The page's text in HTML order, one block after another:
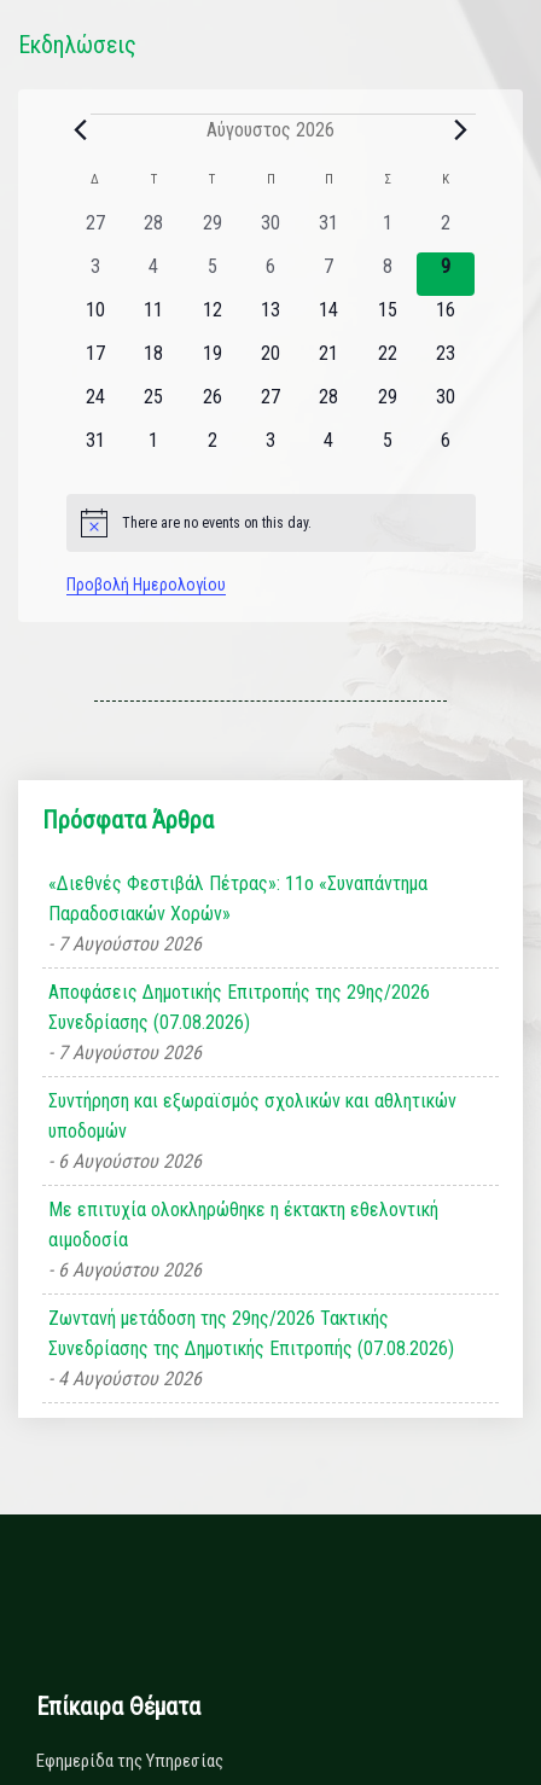
Εκδηλώσεις
Αύγουστος 2026
Ημερολόγιο
του
Εκδηλώσεις
Δ Τ Τ Π Π Σ Κ
0
27
0
28
0
29
0
30
0
31
0
εκδηλώσεις
1
0
εκδηλώσεις
2
0
3
0
4
0
5
0
6
0
εκδηλώσεις
7
0
εκδηλώσεις
8
0
εκδηλώσεις
9
0
10
0
11
0
12
0
13
0
14
0
15
0
16
0
17
0
18
0
19
0
20
0
21
0
22
0
23
0
24
0
25
0
26
0
27
0
28
0
29
0
30
0
31
0
1
0
2
0
3
0
4
0
5
0
6
Notice There are no events on this day.
Προβολή Ημερολογίου
Πρόσφατα Άρθρα
«Διεθνές Φεστιβάλ Πέτρας»: 11ο «Συναπάντημα
Παραδοσιακών Χορών»
7 Αυγούστου 2026
Αποφάσεις Δημοτικής Επιτροπής της 29ης/2026
Συνεδρίασης (07.08.2026)
7 Αυγούστου 2026
Συντήρηση και εξωραϊσμός σχολικών και αθλητικών
υποδομών
6 Αυγούστου 2026
Με επιτυχία ολοκληρώθηκε η έκτακτη εθελοντική
αιμοδοσία
6 Αυγούστου 2026
Ζωντανή μετάδοση της 29ης/2026 Τακτικής
Συνεδρίασης της Δημοτικής Επιτροπής (07.08.2026)
4 Αυγούστου 2026
Επίκαιρα Θέματα
Εφημερίδα της Υπηρεσίας